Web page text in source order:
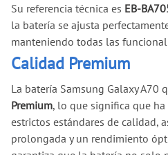
Su referencia técnica es EB-
la batería se ajusta
manteniendo todas las
Calidad Premium
La batería Samsung Galaxy A70
Premium, lo que significa que
estrictos estándares de calidad,
prolongada y un rendimiento